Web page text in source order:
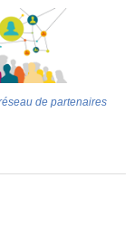
de partenaires